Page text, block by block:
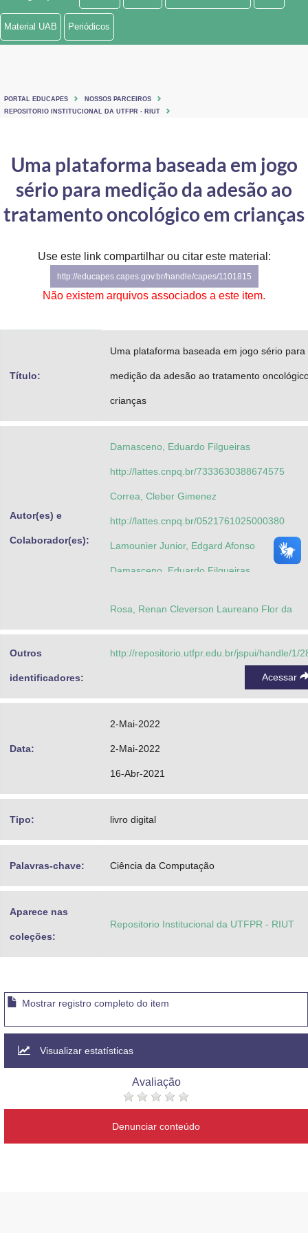
Ministério de Minas e Energia
Ministério do Turismo
Controladoria-Geral da União
Ministério da Mulher, da Família e dos Direitos Humanos
Secretaria de Governo
Gabinete de Segurança Institucional
Planalto
Material UAB Periódicos
PORTAL EDUCAPES
NOSSOS PARCEIROS
REPOSITORIO INSTITUCIONAL DA UTFPR - RIUT
Uma plataforma baseada em jogo
sério para medição da adesão ao
tratamento oncológico em crianças
Use este link compartilhar ou citar este material:
http://educapes.capes.gov.br/handle/capes/1101815
Não existem arquivos associados a este item.
Título:
Uma plataforma baseada em jogo sério para
medição da adesão ao tratamento
crianças
Autor(es) e
Colaborador(es):
Damasceno, Eduardo Filgueiras
http://lattes.cnpq.br/7333630388674575
Correa, Cleber Gimenez
http://lattes.cnpq.br/0521761025000380
Lamounier Junior, Edgard Afonso
Damasceno, Eduardo Filgueiras
Rosa, Renan Cleverson Laureano Flor da
Outros
identificadores:
http://repositorio.utfpr.edu.br/jspui/handle/1/
Acessar
Data:
2-Mai-2022
2-Mai-2022
16-Abr-2021
Tipo: livro digital
Palavras-chave: Ciência da Computação
Aparece nas
coleções:
Repositorio Institucional da UTFPR - RIUT
Mostrar registro completo do item
Visualizar estatísticas
Avaliação
Denunciar conteúdo